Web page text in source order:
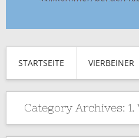
STARTSEITE VIERBEINER
Category Archives: